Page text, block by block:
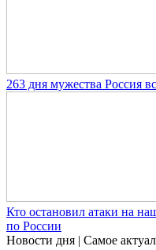
263 дня мужества Россия
Кто остановил атаки на
по России
Новости дня | Самое